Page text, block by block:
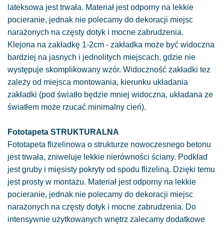
lateksowa jest trwała. Materiał jest odporny na lekkie
pocieranie, jednak nie polecamy do dekoracji miejsc
narażonych na częsty dotyk i mocne zabrudzenia.
Klejona na zakładkę 1-2cm - zakładka może być widoczna
bardziej na jasnych i jednolitych miejscach, gdzie nie
występuje skomplikowany wzór. Widoczność zakładki tez
zależy od miejsca montowania, kierunku układania
zakładki (pod światło będzie mniej widoczna, układana ze
światłem może rzucać minimalny cień).
Fototapeta STRUKTURALNA
Fototapeta flizelinowa o strukturze nowoczesnego betonu
jest trwała, zniweluje lekkie nierówności ściany. Podkład
jest gruby i mięsisty pokryty od spodu flizeliną. Dzięki temu
jest prosty w montażu. Materiał jest odporny na lekkie
pocieranie, jednak nie polecamy do dekoracji miejsc
narażonych na częsty dotyk i mocne zabrudzenia. Do
intensywnie użytkowanych wnętrz zalecamy dodatkowe